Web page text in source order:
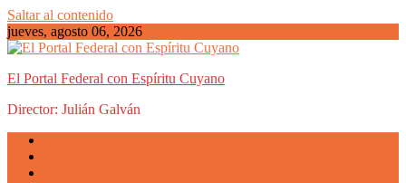
Saltar al contenido
jueves, agosto 06, 2026
El Portal Federal con Espíritu Cuyano
Director: Julián Galván